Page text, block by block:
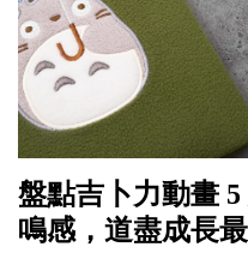
盤點吉卜力動畫
鳴感，道盡成長